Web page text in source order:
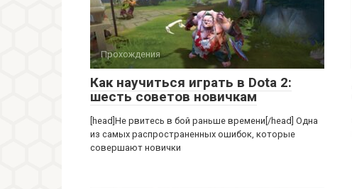
Прохождения
Как научиться играть в Dota 2:
шесть советов новичкам
[head]Не рвитесь в бой раньше времени[/head] Одна
из самых распространенных ошибок, которые
совершают новички